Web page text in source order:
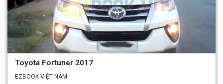
Toyota Fortuner 2017
EZBOOK VIỆT NAM